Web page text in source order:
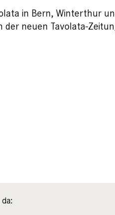
in Bern, Winterthur
der neuen Tavolata-